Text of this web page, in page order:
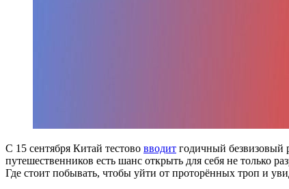
С 15 сентября Китай тестово вводит годичный безвизовый
путешественников есть шанс открыть для себя не
Где стоит побывать, чтобы уйти от проторённых троп и